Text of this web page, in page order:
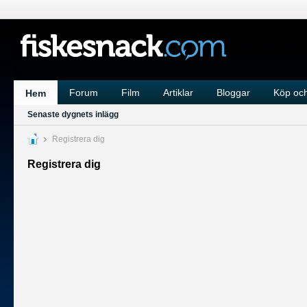
Hem Forum Film Artiklar Bloggar Köp
Senaste dygnets inlägg
Registrera dig
Registrera dig